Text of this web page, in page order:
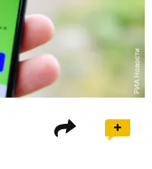
РИА Новости